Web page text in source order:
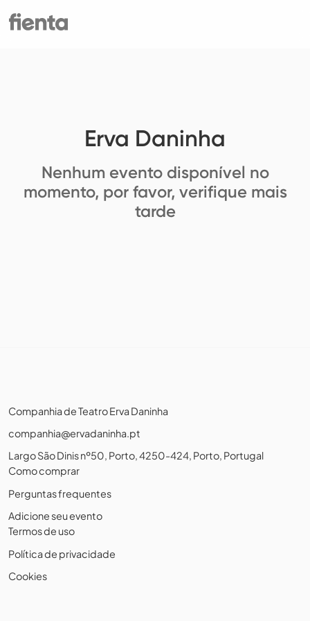
Erva Daninha
Nenhum evento disponível no
momento, por favor, verifique mais
tarde
Companhia de Teatro Erva Daninha
companhia@ervadaninha.pt
Largo São Dinis nº50, Porto, 4250-424, Porto, Portugal
Como comprar
Perguntas frequentes
Adicione seu evento
Termos de uso
Política de privacidade
Cookies